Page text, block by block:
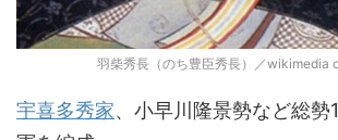
羽柴秀長（のち豊臣秀長）／wikimedia
宇喜多秀家、小早川隆景勢など総勢